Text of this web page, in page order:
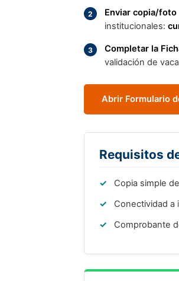
Enviar copia/
institucionales:
Completar la
validación de
Abrir Formulario
Requisitos
Copia simple
Conectividad a
Comprobante